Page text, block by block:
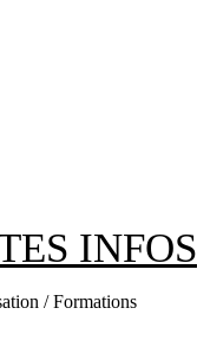
INFOS
/ Formations